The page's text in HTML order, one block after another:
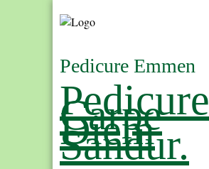
Pedicure Emmen
Pedicure
Carpe
Diem
Sandur.